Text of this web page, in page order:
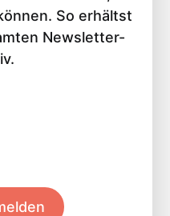
So erhältst
Newsletter-